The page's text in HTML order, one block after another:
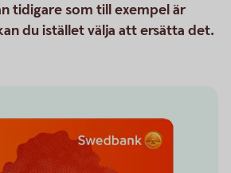
tidigare som till exempel är
du istället välja att ersätta det.